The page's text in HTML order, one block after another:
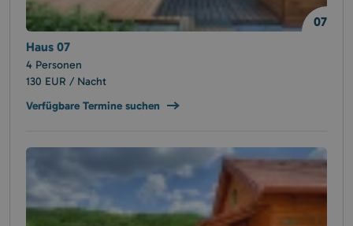
Haus 07
07
4 Personen
130 EUR / Nacht
Verfügbare Termine suchen